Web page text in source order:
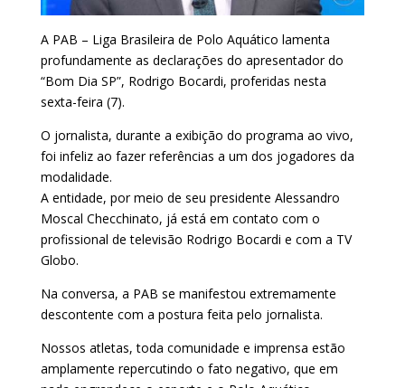
A PAB – Liga Brasileira de Polo Aquático lamenta
profundamente as declarações do apresentador do
“Bom Dia SP”, Rodrigo Bocardi, proferidas nesta
sexta-feira (7).
O jornalista, durante a exibição do programa ao vivo,
foi infeliz ao fazer referências a um dos jogadores da
modalidade.
A entidade, por meio de seu presidente Alessandro
Moscal Checchinato, já está em contato com o
profissional de televisão Rodrigo Bocardi e com a TV
Globo.
Na conversa, a PAB se manifestou extremamente
descontente com a postura feita pelo jornalista.
Nossos atletas, toda comunidade e imprensa estão
amplamente repercutindo o fato negativo, que em